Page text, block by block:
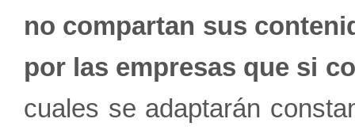
no compartan sus
por las empresas que si
cuales se adaptarán